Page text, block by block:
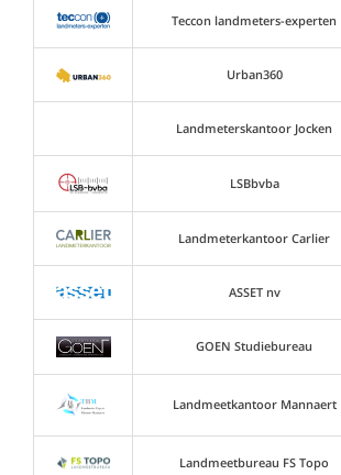
Teccon landmeters-experten
Urban360
Landmeterskantoor Jocken
LSBbvba
Landmeterkantoor Carlier
ASSET nv
GOEN Studiebureau
Landmeetkantoor Mannaert
Landmeetbureau FS Topo